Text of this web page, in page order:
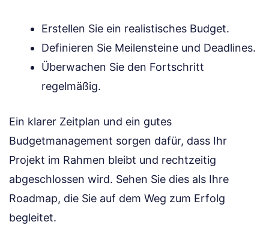
Erstellen Sie ein realistisches Budget.
Definieren Sie Meilensteine und Deadlines.
Überwachen Sie den Fortschritt
regelmäßig.
Ein klarer Zeitplan und ein gutes
Budgetmanagement sorgen dafür, dass Ihr
Projekt im Rahmen bleibt und rechtzeitig
abgeschlossen wird. Sehen Sie dies als Ihre
Roadmap, die Sie auf dem Weg zum Erfolg
begleitet.